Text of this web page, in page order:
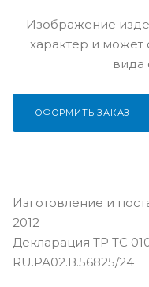
Изготовление и
2012
Декларация ТР ТС
RU.РА02.В.56825/24
Изображение
характер и может
вида
ОФОРМИТЬ ЗАКАЗ